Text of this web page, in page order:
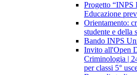
Progetto
Educazione
Orientamento:
studente e della
Bando INPS
Invito all'Open
Criminologia |
per classi 5°